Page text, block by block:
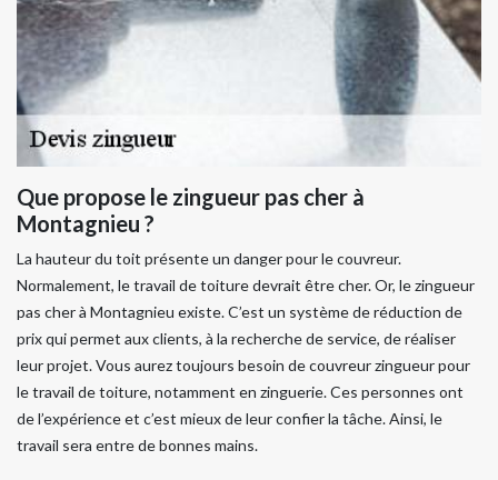
Que propose le zingueur pas cher à
Montagnieu ?
La hauteur du toit présente un danger pour le couvreur.
Normalement, le travail de toiture devrait être cher. Or, le zingueur
pas cher à Montagnieu existe. C’est un système de réduction de
prix qui permet aux clients, à la recherche de service, de réaliser
leur projet. Vous aurez toujours besoin de couvreur zingueur pour
le travail de toiture, notamment en zinguerie. Ces personnes ont
de l’expérience et c’est mieux de leur confier la tâche. Ainsi, le
travail sera entre de bonnes mains.